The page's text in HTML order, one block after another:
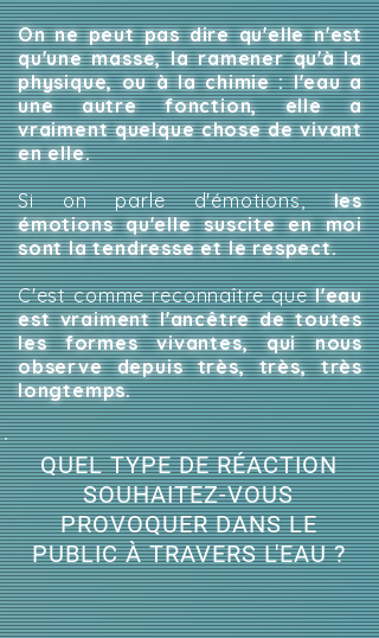
On ne peut pas dire qu'elle n'est
qu'une masse, la ramener qu'à la
physique, ou à la chimie : l'eau a
une autre fonction, elle a
vraiment quelque chose de vivant
en elle.
Si on parle d'émotions,les
émotions qu'elle suscite en moi
sont la tendresse et le respect.
C'est comme reconnaître quel'eau
est vraiment l'ancêtre de toutes
les formes vivantes, qui nous
observe depuis très, très, très
longtemps.
QUEL TYPE DE RÉACTION
SOUHAITEZ-VOUS
PROVOQUER DANS LE
PUBLIC À TRAVERS L'EAU ?